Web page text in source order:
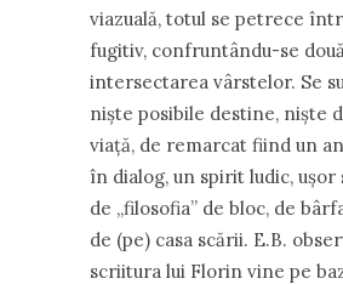
viazuală, totul se petrece
fugitiv, confruntându-se
intersectarea vârstelor. Se
niște posibile destine, niște
viață, de remarcat fiind un
în dialog, un spirit ludic, ușor
de ,,filosofia” de bloc, de
de (pe) casa scării. E.B.
scriitura lui Florin vine pe